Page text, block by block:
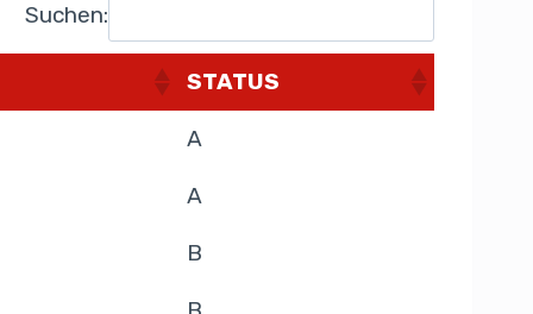
Suchen:
STATUS
A
A
B